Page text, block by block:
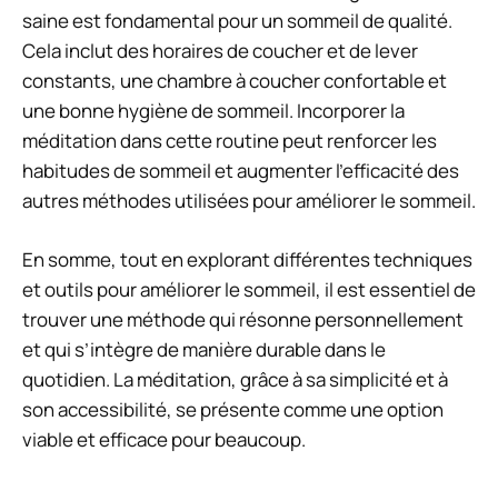
saine est fondamental pour un sommeil de qualité.
Cela inclut des horaires de coucher et de lever
constants, une chambre à coucher confortable et
une bonne hygiène de sommeil. Incorporer la
méditation dans cette routine peut renforcer les
habitudes de sommeil et augmenter l’efficacité des
autres méthodes utilisées pour améliorer le sommeil.
En somme, tout en explorant différentes techniques
et outils pour améliorer le sommeil, il est essentiel de
trouver une méthode qui résonne personnellement
et qui s’intègre de manière durable dans le
quotidien. La méditation, grâce à sa simplicité et à
son accessibilité, se présente comme une option
viable et efficace pour beaucoup.